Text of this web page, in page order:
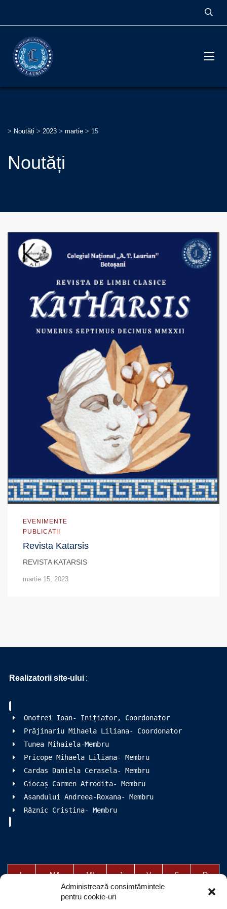
Administrează consimțămintele
pentru cookie-uri
> Noutăți > 2023 > martie > 15
Noutăți
EVENIMENTE
PUBLICATII
Revista Katarsis
REVISTA KATARSIS
martie 15, 2023
Realizatorii site-ului :
Onofrei Ioan- Inițiator, Coordonator
Prăjinariu Mihaela Liliana- Coordonator
Tunea Mihaiela-Membru
Pricope Mihaela Liliana- Membru
Cardas Daniela Cerasela- Membru
Giocaș Carmen Afrodita- Membru
Asandului Andreea-Roxana- Membru
Râznic Cristina- Membru
L MA MI J V S D
1